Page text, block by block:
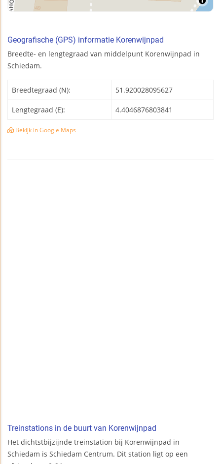
Geografische (GPS) informatie Korenwijnpad
Breedte- en lengtegraad van middelpunt Korenwijnpad in
Schiedam.
Breedtegraad (N): 51.920028095627
Lengtegraad (E): 4.4046876803841
Bekijk in Google Maps
Treinstations in de buurt van Korenwijnpad
Het dichtstbijzijnde treinstation bij Korenwijnpad in
Schiedam is Schiedam Centrum. Dit station ligt op een